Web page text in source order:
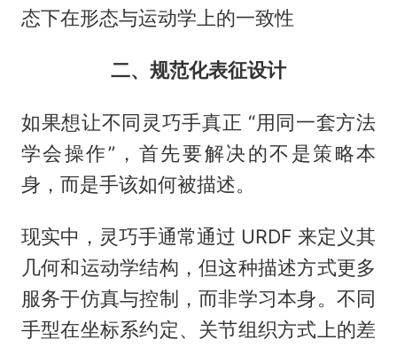
态下在形态与运动学上的一致性
二、规范化表征设计
如果想让不同灵巧手真正 “用同一套方法
学会操作”，首先要解决的不是策略本
身，而是手该如何被描述。
现实中，灵巧手通常通过 URDF 来定义其
几何和运动学结构，但这种描述方式更多
服务于仿真与控制，而非学习本身。不同
手型在坐标系约定、关节组织方式上的差